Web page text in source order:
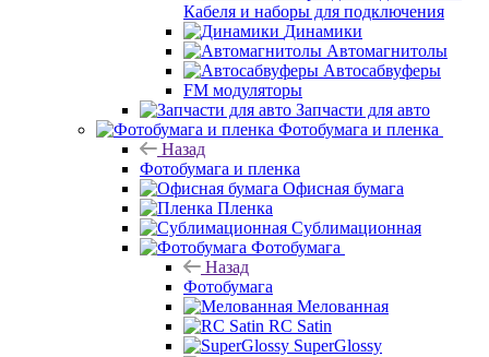
Кабеля и наборы для подключения
Динамики
Автомагнитолы
Автосабвуферы
FM модуляторы
Запчасти для авто
Фотобумага и пленка
Назад
Фотобумага и пленка
Офисная бумага
Пленка
Сублимационная
Фотобумага
Назад
Фотобумага
Мелованная
RC Satin
SuperGlossy